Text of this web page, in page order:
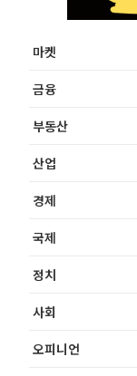
마켓
금융
부동산
산업
경제
국제
정치
사회
오피니언